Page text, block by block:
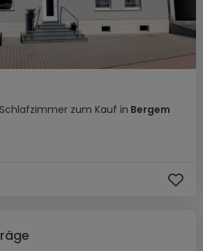
zum Kauf in Bergem